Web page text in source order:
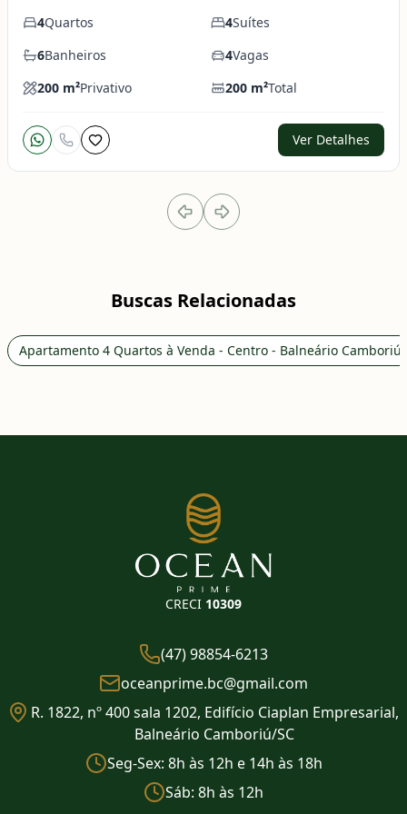
4Quartos 4Suítes
6Banheiros 4Vagas
200 m²Privativo 200 m²Total
Ver Detalhes
Buscas Relacionadas
Apartamento 4 Quartos à Venda - Centro - Balneário Camboriú/
CRECI 10309
(47) 98854-6213
oceanprime.bc@gmail.com
R. 1822, nº 400 sala 1202, Edifício Ciaplan Empresarial,
Balneário Camboriú/SC
Seg-Sex: 8h às 12h e 14h às 18h
Sáb: 8h às 12h